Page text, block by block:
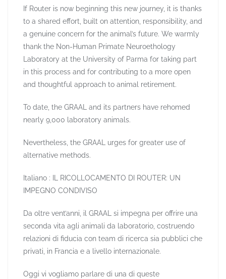
If Router is now beginning this new journey, it is thanks
to a shared effort, built on attention, responsibility, and
a genuine concern for the animal’s future. We warmly
thank the Non-Human Primate Neuroethology
Laboratory at the University of Parma for taking part
in this process and for contributing to a more open
and thoughtful approach to animal retirement.
To date, the GRAAL and its partners have rehomed
nearly 9,000 laboratory animals.
Nevertheless, the GRAAL urges for greater use of
alternative methods.
Italiano : IL RICOLLOCAMENTO DI ROUTER: UN
IMPEGNO CONDIVISO
Da oltre vent’anni, il GRAAL si impegna per offrire una
seconda vita agli animali da laboratorio, costruendo
relazioni di fiducia con team di ricerca sia pubblici che
privati, in Francia e a livello internazionale.
Oggi vi vogliamo parlare di una di queste